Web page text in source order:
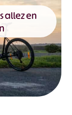
allez en